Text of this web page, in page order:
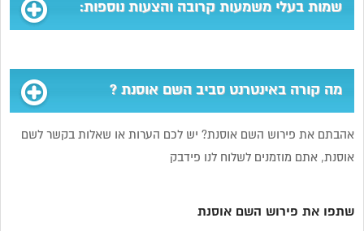
שמות בעלי משמעות קרובה והצעות נוספות:
מה קורה באינטרנט סביב השם אוסנת ?
אהבתם את פירוש השם אוסנת? יש לכם הערות או שאלות בקשר לשם
אוסנת, אתם מוזמנים לשלוח לנו פידבק
שתפו את פירוש השם אוסנת